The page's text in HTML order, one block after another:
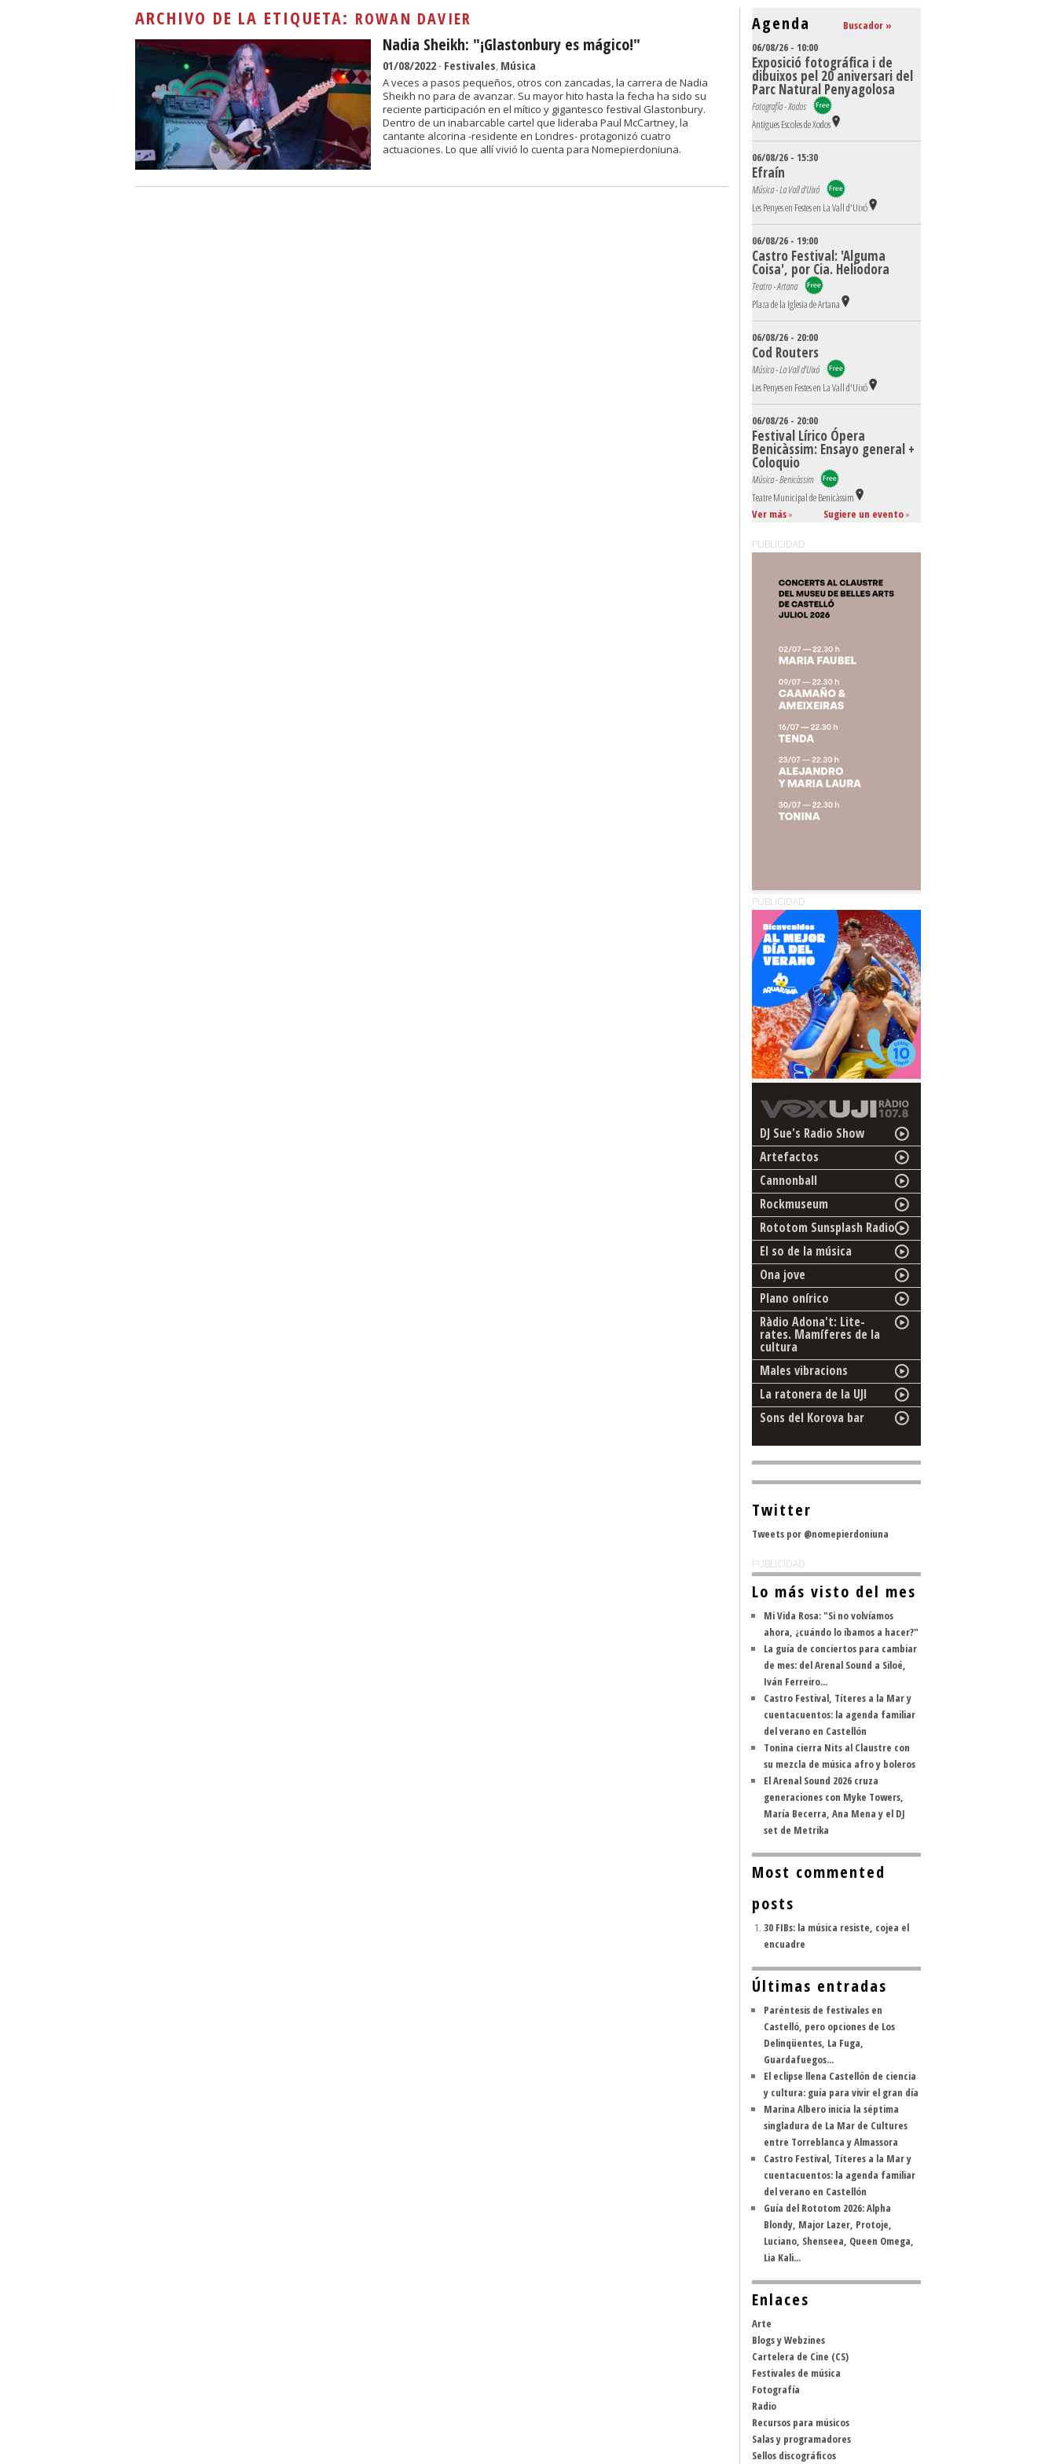
ARCHIVO DE LA ETIQUETA: ROWAN DAVIER
Nadia Sheikh: "¡Glastonbury es mágico!"
01/08/2022- Festivales, Música
A veces a pasos pequeños, otros con zancadas, la carrera de Nadia
Sheikh no para de avanzar. Su mayor hito hasta la fecha ha sido su
reciente participación en el mítico y gigantesco festival Glastonbury.
Dentro de un inabarcable cartel que lideraba Paul McCartney, la
cantante alcorina -residente en Londres- protagonizó cuatro
actuaciones. Lo que allí vivió lo cuenta para Nomepierdoniuna.
Agenda
Buscador »
06/08/26 - 10:00
Exposició fotográfica i de
dibuixos pel 20 aniversari del
Parc Natural Penyagolosa
Fotografía - Xodos
Antigues Escoles de Xodos
06/08/26 - 15:30
Efraín
Música - La Vall d'Uixó
Les Penyes en Festes en La Vall d'Uixó
06/08/26 - 19:00
Castro Festival: 'Alguma
Coisa', por Cia. Heliodora
Teatro - Artana
Plaza de la Iglesia de Artana
06/08/26 - 20:00
Cod Routers
Música - La Vall d'Uixó
Les Penyes en Festes en La Vall d'Uixó
06/08/26 - 20:00
Festival Lírico Ópera
Benicàssim: Ensayo general +
Coloquio
Música - Benicàssim
Teatre Municipal de Benicàssim
Ver más» Sugiere un evento»
PUBLICIDAD
PUBLICIDAD
DJ Sue's Radio Show
Artefactos
Cannonball
Rockmuseum
Rototom Sunsplash Radio
El so de la música
Ona jove
Plano onírico
Ràdio Adona't: Lite-
rates. Mamíferes de la
cultura
Males vibracions
La ratonera de la UJI
Sons del Korova bar
Twitter
Tweets por @nomepierdoniuna
PUBLICIDAD
Lo más visto del mes
Mi Vida Rosa: "Si no volvíamos
ahora, ¿cuándo lo íbamos a hacer?"
La guía de conciertos para cambiar
de mes: del Arenal Sound a Siloé,
Iván Ferreiro...
Castro Festival, Títeres a la Mar y
cuentacuentos: la agenda familiar
del verano en Castellón
Tonina cierra Nits al Claustre con
su mezcla de música afro y boleros
El Arenal Sound 2026 cruza
generaciones con Myke Towers,
María Becerra, Ana Mena y el DJ
set de Metrika
Most commented
posts
30 FIBs: la música resiste, cojea el
encuadre
Últimas entradas
Paréntesis de festivales en
Castelló, pero opciones de Los
Delinqüentes, La Fuga,
Guardafuegos...
El eclipse llena Castellón de ciencia
y cultura: guía para vivir el gran día
Marina Albero inicia la séptima
singladura de La Mar de Cultures
entre Torreblanca y Almassora
Castro Festival, Títeres a la Mar y
cuentacuentos: la agenda familiar
del verano en Castellón
Guía del Rototom 2026: Alpha
Blondy, Major Lazer, Protoje,
Luciano, Shenseea, Queen Omega,
Lia Kali...
Enlaces
Arte
Blogs y Webzines
Cartelera de Cine (CS)
Festivales de música
Fotografía
Radio
Recursos para músicos
Salas y programadores
Sellos discográficos